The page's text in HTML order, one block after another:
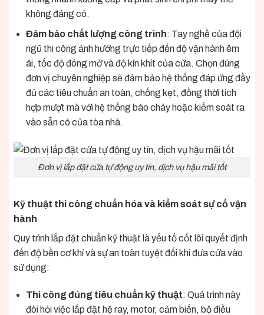
không đáng có.
Đảm bảo chất lượng công trình: Tay nghề của đội
ngũ thi công ảnh hưởng trực tiếp đến độ vận hành êm
ái, tốc độ đóng mở và độ kín khít của cửa. Chọn đúng
đơn vị chuyên nghiệp sẽ đảm bảo hệ thống đáp ứng đầy
đủ các tiêu chuẩn an toàn, chống kẹt, đồng thời tích
hợp mượt mà với hệ thống báo cháy hoặc kiểm soát ra
vào sẵn có của tòa nhà.
Đơn vị lắp đặt cửa tự động uy tín, dịch vụ hậu mãi tốt
Kỹ thuật thi công chuẩn hóa và kiểm soát sự cố vận
hành
Quy trình lắp đặt chuẩn kỹ thuật là yếu tố cốt lõi quyết định
đến độ bền cơ khí và sự an toàn tuyệt đối khi đưa cửa vào
sử dụng:
Thi công đúng tiêu chuẩn kỹ thuật: Quá trình này
đòi hỏi việc lắp đặt hệ ray, motor, cảm biến, bộ điều